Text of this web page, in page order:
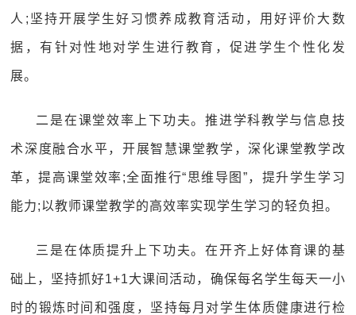
人;坚持开展学生好习惯养成教育活动，用好评价大数
据，有针对性地对学生进行教育，促进学生个性化发
展。
二是在课堂效率上下功夫。推进学科教学与信息技
术深度融合水平，开展智慧课堂教学，深化课堂教学改
革，提高课堂效率;全面推行“思维导图”，提升学生学习
能力;以教师课堂教学的高效率实现学生学习的轻负担。
三是在体质提升上下功夫。在开齐上好体育课的基
础上，坚持抓好1+1大课间活动，确保每名学生每天一小
时的锻炼时间和强度，坚持每月对学生体质健康进行检